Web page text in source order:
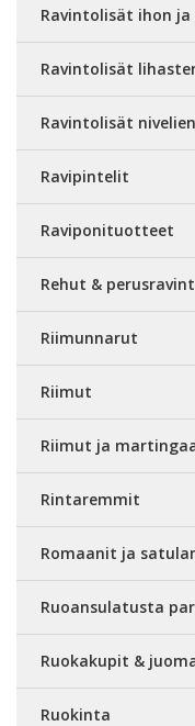
Ravintolisät ihon
Ravintolisät
Ravintolisät
Ravipintelit
Raviponituotteet
Rehut &
Riimunnarut
Riimut
Riimut ja
Rintaremmit
Romaanit ja
Ruoansulatusta
Ruokakupit &
Ruokinta